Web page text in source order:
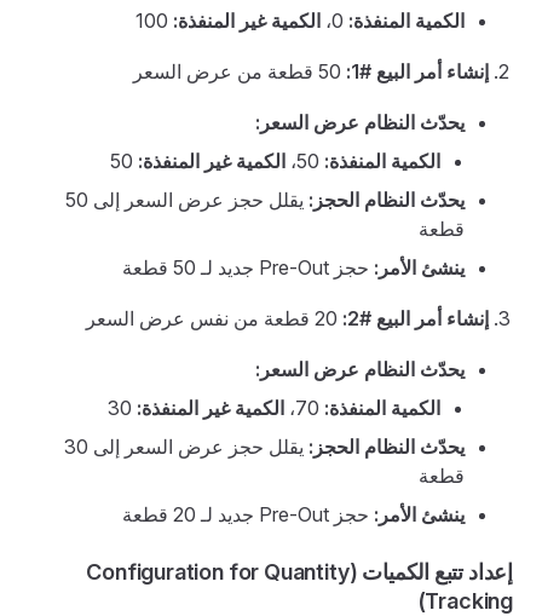
الكمية المنفذة:
الكمية غير المنفذة:
إنشاء أمر البيع #1:
يحدّث النظام عرض السعر:
الكمية المنفذة:
الكمية غير المنفذة:
يحدّث النظام الحجز:
يقلل حجز عرض السعر إلى 50
قطعة
ينشئ الأمر: حجز Pre-Out جديد لـ 50 قطعة
إنشاء أمر البيع #2:
يحدّث النظام عرض السعر:
الكمية المنفذة:
الكمية غير المنفذة:
يحدّث النظام الحجز:
يقلل حجز عرض السعر إلى 30
قطعة
ينشئ الأمر: حجز Pre-Out جديد لـ 20 قطعة
إعداد تتبع الكميات (Configuration for Quantity
Tracking)